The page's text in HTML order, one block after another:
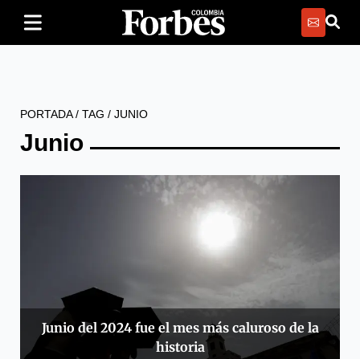
PORTADA/ TAG / JUNIO
Junio
Junio del 2024 fue el mes más caluroso de la
historia